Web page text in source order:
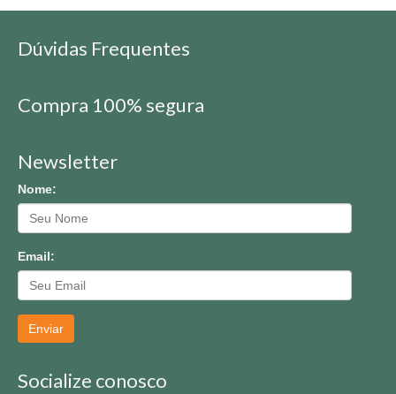
Dúvidas Frequentes
Compra 100% segura
Newsletter
Nome:
Email:
Enviar
Socialize conosco